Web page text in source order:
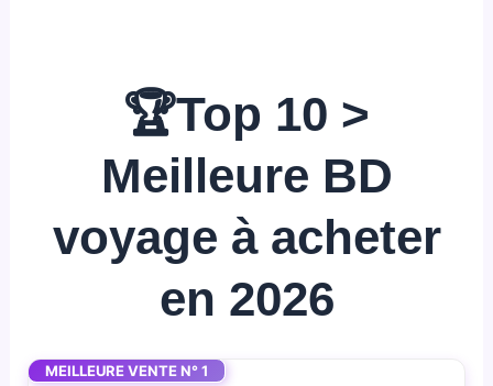
🏆Top 10 >
Meilleure BD
voyage à acheter
en 2026
MEILLEURE VENTE N° 1